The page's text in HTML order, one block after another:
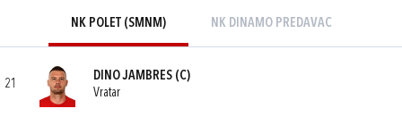
NK POLET (SMNM) NK DINAMO PREDAVAC
21
DINO JAMBRES (C)
Vratar